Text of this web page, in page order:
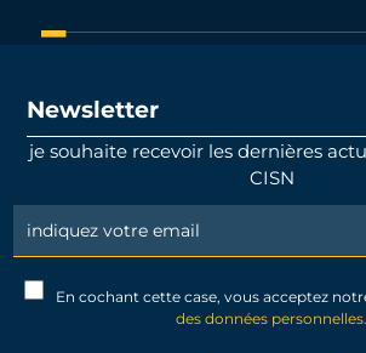
Newsletter
je souhaite recevoir les dernières
CISN
Newsletter
Signup
En cochant cette case, vous acceptez
des données personnelles.